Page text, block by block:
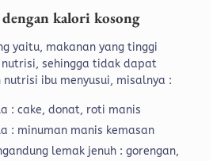
kalori kosong
yaitu, makanan yang tinggi
sehingga tidak dapat
nutrisi ibu menyusui, misalnya :
: cake, donat, roti manis
: minuman manis kemasan
lemak jenuh : gorengan,